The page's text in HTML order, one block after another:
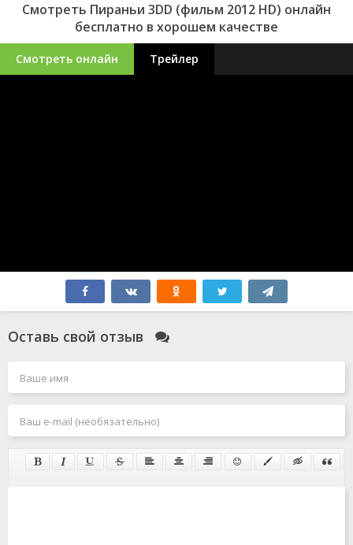
Смотреть Пираньи 3DD (фильм 2012 HD) онлайн
бесплатно в хорошем качестве
Смотреть онлайн Трейлер
Оставь свой отзыв